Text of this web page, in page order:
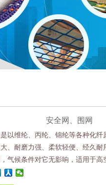
安全网、围网
以维纶、丙纶、锦纶等各种化纤
、耐磨力强、柔软轻便、经久耐
气候条件对它无影响，适用于高